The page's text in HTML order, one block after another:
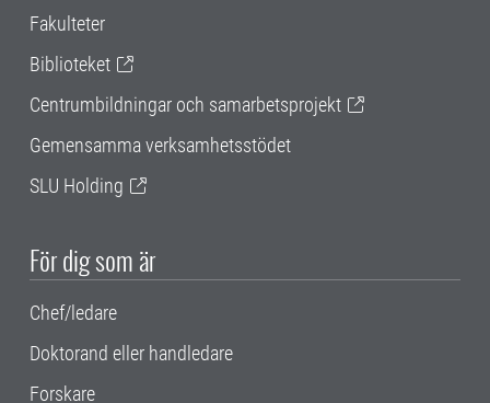
Fakulteter
Biblioteket
Centrumbildningar och samarbetsprojekt
Gemensamma verksamhetsstödet
SLU Holding
För dig som är
Chef/ledare
Doktorand eller handledare
Forskare